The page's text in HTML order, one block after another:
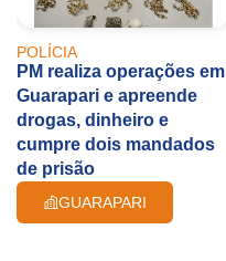
POLÍCIA
PM realiza operações em
Guarapari e apreende
drogas, dinheiro e
cumpre dois mandados
de prisão
GUARAPARI